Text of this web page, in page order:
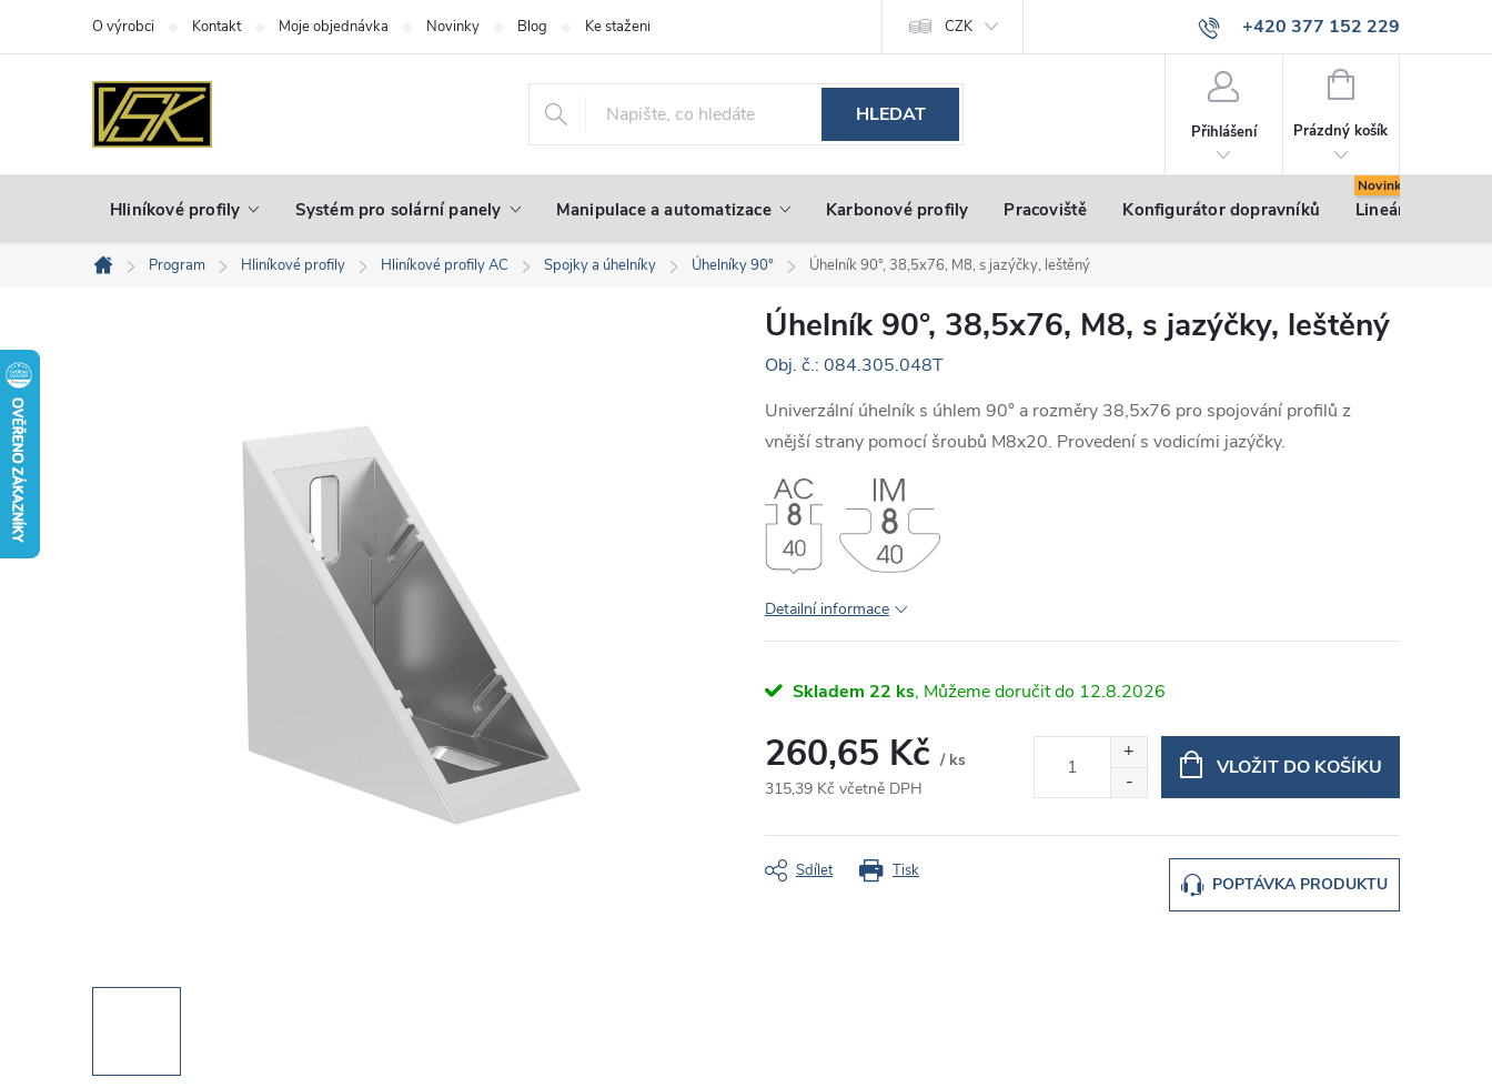
+420 377 152 229
info@vsk-profily.cz
O výrobci Kontakt Moje objednávka Novinky Blog Ke stažení CZK
HLEDAT
Přihlášení
NÁKUPNÍ
Prázdný košík
Hliníkové profily Systém pro solární panely Manipulace a automatizace Karbonové profily Pracoviště Konfigurátor dopravníků Lineární pohony
Domů
Program Hliníkové profily Hliníkové profily AC Spojky a úhelníky Úhelníky 90° Úhelník 90°, 38,5x76, M8, s jazýčky, leštěný
Úhelník 90°, 38,5x76, M8, s jazýčky, leštěný
Obj. č.: 084.305.048T
Univerzální úhelník s úhlem 90° a rozměry 38,5x76 pro spojování profilů z
vnější strany pomocí šroubů M8x20. Provedení s vodicími jazýčky.
Detailní informace
Skladem 22 ks 12.8.2026
260,65 Kč / ks
315,39 Kč včetně DPH
cena:
VLOŽIT DO KOŠÍKU
Tisk
POPTÁVKA PRODUKTU
Sdílet